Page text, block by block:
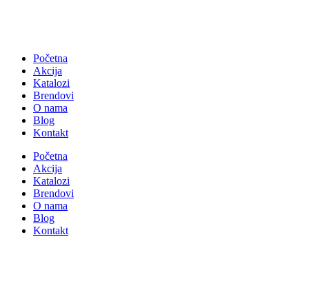
Početna
Akcija
Katalozi
Brendovi
O nama
Blog
Kontakt
Početna
Akcija
Katalozi
Brendovi
O nama
Blog
Kontakt